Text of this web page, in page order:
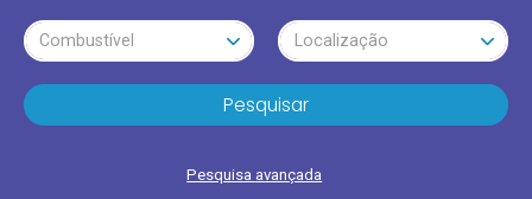
Combustível Localização
Pesquisar
Pesquisa avançada